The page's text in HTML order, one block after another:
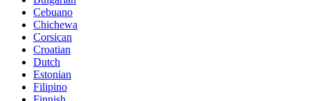
Cebuano
Chichewa
Corsican
Croatian
Dutch
Estonian
Filipino